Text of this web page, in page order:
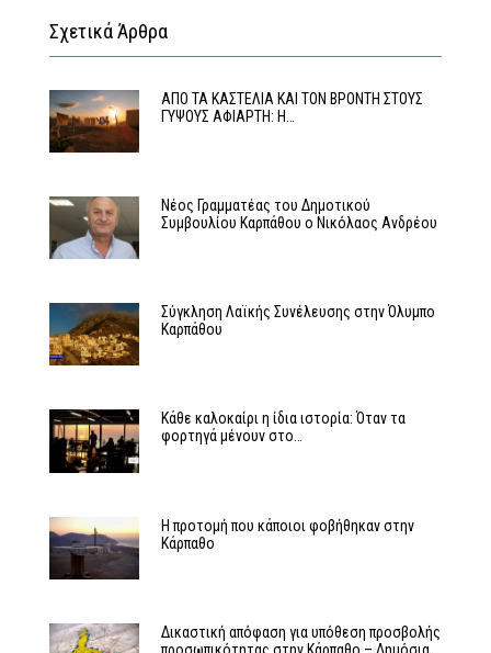
Σχετικά Άρθρα
ΑΠΟ ΤΑ ΚΑΣΤΕΛΙΑ ΚΑΙ ΤΟΝ ΒΡΟΝΤΗ ΣΤΟΥΣ
ΓΥΨΟΥΣ ΑΦΙΑΡΤΗ: Η…
Νέος Γραμματέας του Δημοτικού
Συμβουλίου Καρπάθου ο Νικόλαος Ανδρέου
Σύγκληση Λαϊκής Συνέλευσης στην Όλυμπο
Καρπάθου
Κάθε καλοκαίρι η ίδια ιστορία: Όταν τα
φορτηγά μένουν στο…
Η προτομή που κάποιοι φοβήθηκαν στην
Κάρπαθο
Δικαστική απόφαση για υπόθεση προσβολής